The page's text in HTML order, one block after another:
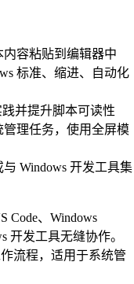
容粘贴到编辑器中
标准、缩进、自动化
并提升脚本可读性
理任务，使用全屏模
Windows 开发工具集
Code、Windows
开发工具无缝协作。
流程，适用于系统管